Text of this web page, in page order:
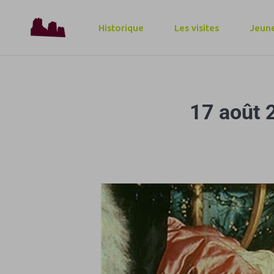
Historique Les visites
17 août